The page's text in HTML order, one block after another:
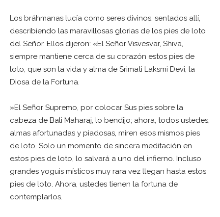
Los bráhmanas lucía como seres divinos, sentados allí,
describiendo las maravillosas glorias de los pies de loto
del Señor. Ellos dijeron: «El Señor Visvesvar, Shiva,
siempre mantiene cerca de su corazón estos pies de
loto, que son la vida y alma de Srimati Laksmi Devi, la
Diosa de la Fortuna.
»El Señor Supremo, por colocar Sus pies sobre la
cabeza de Bali Maharaj, lo bendijo; ahora, todos ustedes,
almas afortunadas y piadosas, miren esos mismos pies
de loto. Solo un momento de sincera meditación en
estos pies de loto, lo salvará a uno del infierno. Incluso
grandes yoguis místicos muy rara vez llegan hasta estos
pies de loto. Ahora, ustedes tienen la fortuna de
contemplarlos.